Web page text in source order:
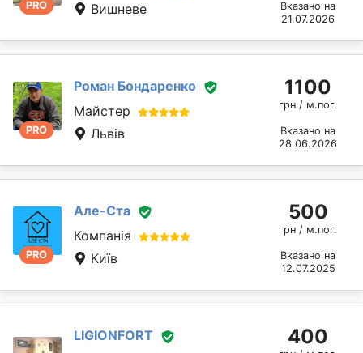
PRO
Вишневе
Вказано на
21.07.2026
PRO
Роман Бондаренко
Майстер
Львів
1100
грн / м.пог.
Вказано на
28.06.2026
PRO
Але-Ста
Компанія
Київ
500
грн / м.пог.
Вказано на
12.07.2025
LIGIONFORT
400